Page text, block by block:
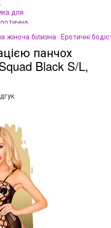
жіноча білизна Еротичні
панчох
Black S/L,